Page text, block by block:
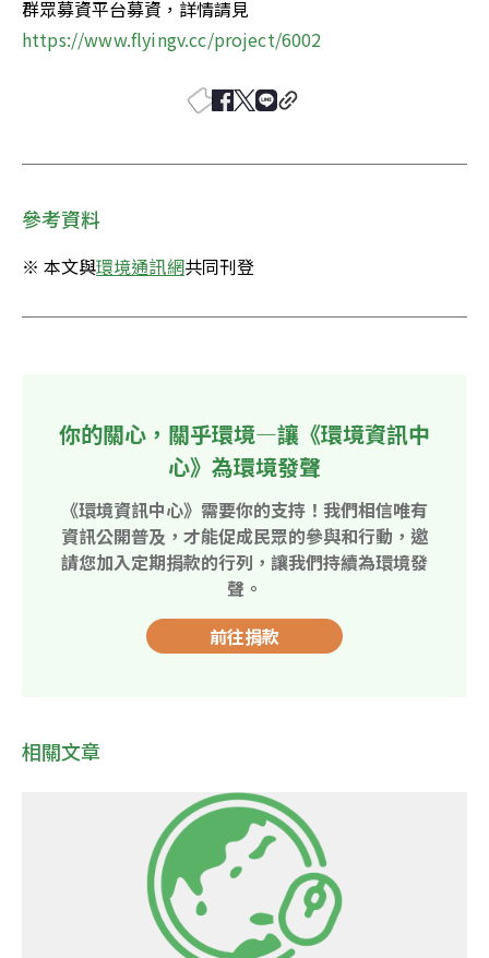
https://www.flyingv.cc/project/6002
參考資料
※ 本文與環境通訊網共同刊登
你的關心，關乎環境—讓《環境資訊中
心》為環境發聲
《環境資訊中心》需要你的支持！我們相信唯有
資訊公開普及，才能促成民眾的參與和行動，邀
請您加入定期捐款的行列，讓我們持續為環境發
聲。
前往捐款
相關文章